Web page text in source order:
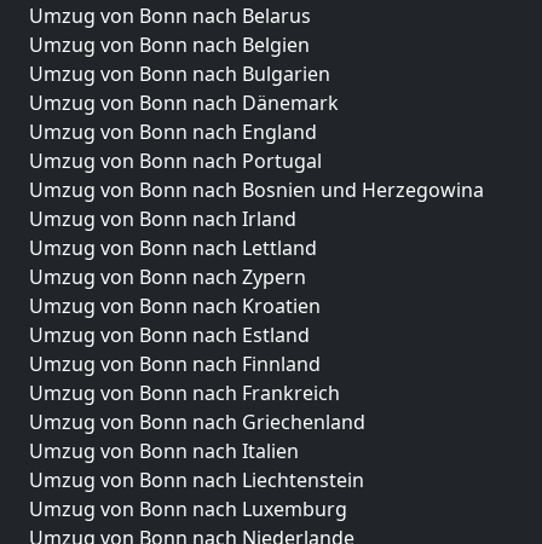
Umzug von Bonn nach Belarus
Umzug von Bonn nach Belgien
Umzug von Bonn nach Bulgarien
Umzug von Bonn nach Dänemark
Umzug von Bonn nach England
Umzug von Bonn nach Portugal
Umzug von Bonn nach Bosnien und Herzegowina
Umzug von Bonn nach Irland
Umzug von Bonn nach Lettland
Umzug von Bonn nach Zypern
Umzug von Bonn nach Kroatien
Umzug von Bonn nach Estland
Umzug von Bonn nach Finnland
Umzug von Bonn nach Frankreich
Umzug von Bonn nach Griechenland
Umzug von Bonn nach Italien
Umzug von Bonn nach Liechtenstein
Umzug von Bonn nach Luxemburg
Umzug von Bonn nach Niederlande